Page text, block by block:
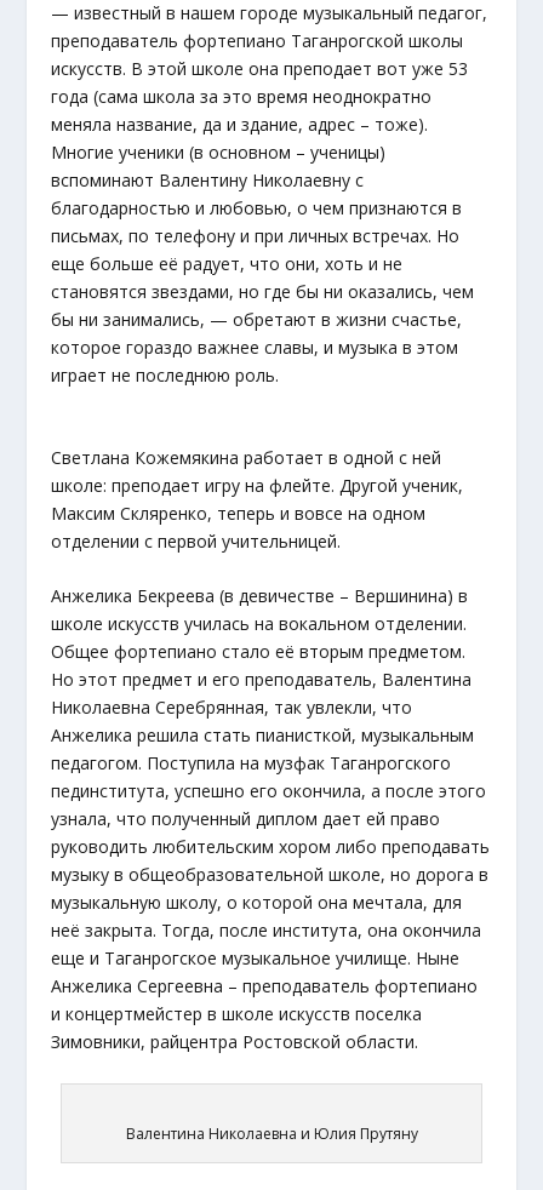
— известный в нашем городе музыкальный педагог,
преподаватель фортепиано Таганрогской школы
искусств. В этой школе она преподает вот уже 53
года (сама школа за это время неоднократно
меняла название, да и здание, адрес – тоже).
Многие ученики (в основном – ученицы)
вспоминают Валентину Николаевну с
благодарностью и любовью, о чем признаются в
письмах, по телефону и при личных встречах. Но
еще больше её радует, что они, хоть и не
становятся звездами, но где бы ни оказались, чем
бы ни занимались, — обретают в жизни счастье,
которое гораздо важнее славы, и музыка в этом
играет не последнюю роль.
Светлана Кожемякина работает в одной с ней
школе: преподает игру на флейте. Другой ученик,
Максим Скляренко, теперь и вовсе на одном
отделении с первой учительницей.
Анжелика Бекреева (в девичестве – Вершинина) в
школе искусств училась на вокальном отделении.
Общее фортепиано стало её вторым предметом.
Но этот предмет и его преподаватель, Валентина
Николаевна Серебрянная, так увлекли, что
Анжелика решила стать пианисткой, музыкальным
педагогом. Поступила на музфак Таганрогского
пединститута, успешно его окончила, а после этого
узнала, что полученный диплом дает ей право
руководить любительским хором либо преподавать
музыку в общеобразовательной школе, но дорога в
музыкальную школу, о которой она мечтала, для
неё закрыта. Тогда, после института, она окончила
еще и Таганрогское музыкальное училище. Ныне
Анжелика Сергеевна – преподаватель фортепиано
и концертмейстер в школе искусств поселка
Зимовники, райцентра Ростовской области.
Валентина Николаевна и Юлия Прутяну